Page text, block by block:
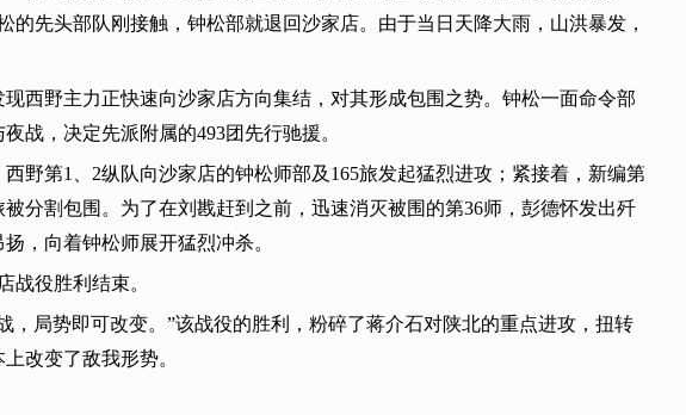
先头部队刚接触，钟松部就退回沙家店。由于当日天降大雨，山洪暴发，
西野主力正快速向沙家店方向集结，对其形成包围之势。钟松一面命令部
战，决定先派附属的493团先行驰援。
野第1、2纵队向沙家店的钟松师部及165旅发起猛烈进攻；紧接着，新编第
分割包围。为了在刘戡赶到之前，迅速消灭被围的第36师，彭德怀发出歼
，向着钟松师展开猛烈冲杀。
战役胜利结束。
局势即可改变。”该战役的胜利，粉碎了蒋介石对陕北的重点进攻，扭转
改变了敌我形势。